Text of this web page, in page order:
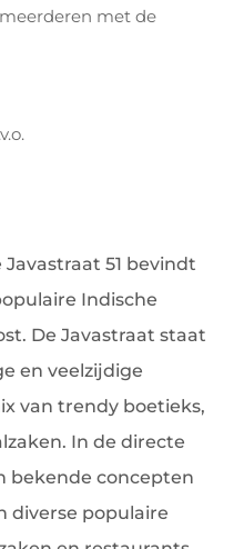
met de
51 bevindt
Indische
De Javastraat staat
en veelzijdige
van trendy boetieks,
In de directe
bekende concepten
diverse populaire